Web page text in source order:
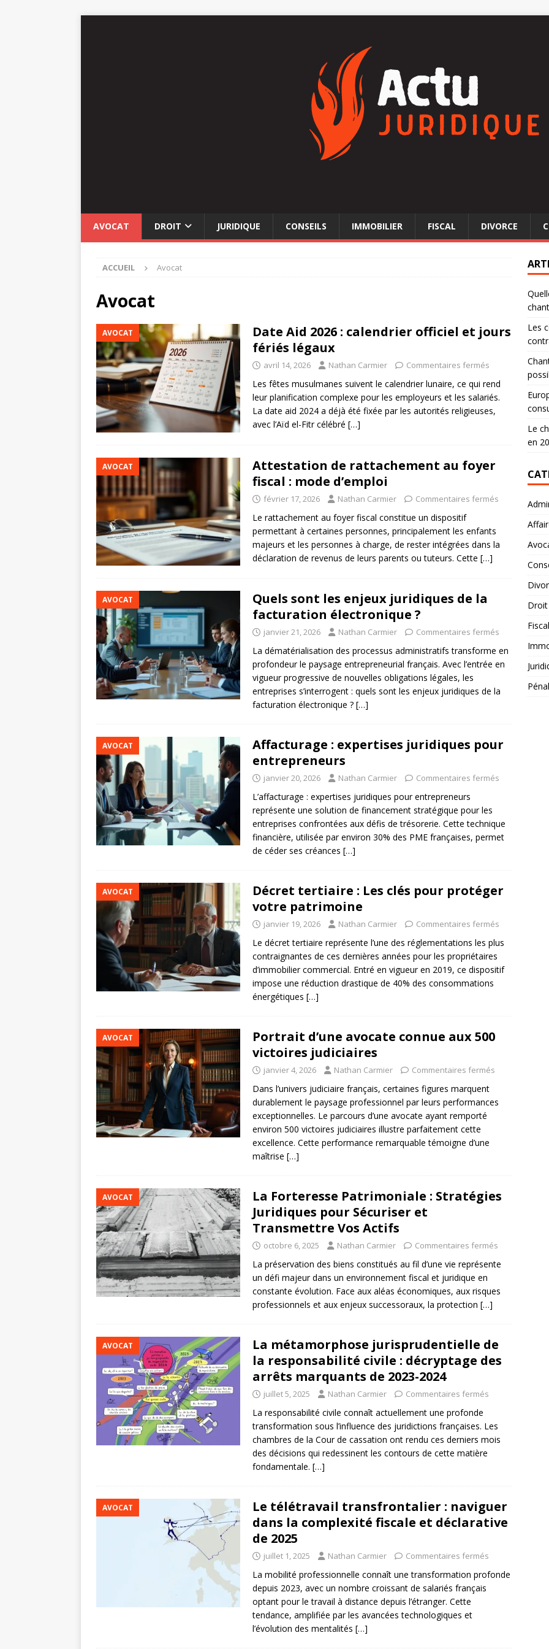
AVOCAT DROIT JURIDIQUE CONSEILS IMMOBILIER FISCAL DIVORCE
ACCUEIL Avocat
Avocat
AVOCAT
Date Aid 2026 : calendrier officiel et jours
fériés légaux
avril 14, 2026 Nathan Carmier Commentaires fermés
Les fêtes musulmanes suivent le calendrier lunaire, ce qui rend
leur planification complexe pour les employeurs et les salariés.
La date aid 2024 a déjà été fixée par les autorités religieuses,
avec l’Aïd el-Fitr célébré […]
AVOCAT
Attestation de rattachement au foyer
fiscal : mode d’emploi
février 17, 2026 Nathan Carmier Commentaires fermés
Le rattachement au foyer fiscal constitue un dispositif
permettant à certaines personnes, principalement les enfants
majeurs et les personnes à charge, de rester intégrées dans la
déclaration de revenus de leurs parents ou tuteurs. Cette […]
AVOCAT
Quels sont les enjeux juridiques de la
facturation électronique ?
janvier 21, 2026 Nathan Carmier Commentaires fermés
La dématérialisation des processus administratifs transforme en
profondeur le paysage entrepreneurial français. Avec l’entrée en
vigueur progressive de nouvelles obligations légales, les
entreprises s’interrogent : quels sont les enjeux juridiques de la
facturation électronique ? […]
AVOCAT
Affacturage : expertises juridiques pour
entrepreneurs
janvier 20, 2026 Nathan Carmier Commentaires fermés
L’affacturage : expertises juridiques pour entrepreneurs
représente une solution de financement stratégique pour les
entreprises confrontées aux défis de trésorerie. Cette technique
financière, utilisée par environ 30% des PME françaises, permet
de céder ses créances […]
AVOCAT
Décret tertiaire : Les clés pour protéger
votre patrimoine
janvier 19, 2026 Nathan Carmier Commentaires fermés
Le décret tertiaire représente l’une des réglementations les plus
contraignantes de ces dernières années pour les propriétaires
d’immobilier commercial. Entré en vigueur en 2019, ce dispositif
impose une réduction drastique de 40% des consommations
énergétiques […]
AVOCAT
Portrait d’une avocate connue aux 500
victoires judiciaires
janvier 4, 2026 Nathan Carmier Commentaires fermés
Dans l’univers judiciaire français, certaines figures marquent
durablement le paysage professionnel par leurs performances
exceptionnelles. Le parcours d’une avocate ayant remporté
environ 500 victoires judiciaires illustre parfaitement cette
excellence. Cette performance remarquable témoigne d’une
maîtrise […]
AVOCAT
La Forteresse Patrimoniale : Stratégies
Juridiques pour Sécuriser et
Transmettre Vos Actifs
octobre 6, 2025 Nathan Carmier Commentaires fermés
La préservation des biens constitués au fil d’une vie représente
un défi majeur dans un environnement fiscal et juridique en
constante évolution. Face aux aléas économiques, aux risques
professionnels et aux enjeux successoraux, la protection […]
AVOCAT
La métamorphose jurisprudentielle de
la responsabilité civile : décryptage des
arrêts marquants de 2023-2024
juillet 5, 2025 Nathan Carmier Commentaires fermés
La responsabilité civile connaît actuellement une profonde
transformation sous l’influence des juridictions françaises. Les
chambres de la Cour de cassation ont rendu ces derniers mois
des décisions qui redessinent les contours de cette matière
fondamentale. […]
AVOCAT
Le télétravail transfrontalier : naviguer
dans la complexité fiscale et déclarative
de 2025
juillet 1, 2025 Nathan Carmier Commentaires fermés
La mobilité professionnelle connaît une transformation profonde
depuis 2023, avec un nombre croissant de salariés français
optant pour le travail à distance depuis l’étranger. Cette
tendance, amplifiée par les avancées technologiques et
l’évolution des mentalités […]
Les
Le
en
Droit
Fiscal
Pénal